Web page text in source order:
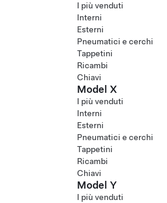
I più venduti
Interni
Esterni
Pneumatici e cerchi
Tappetini
Ricambi
Chiavi
Model X
I più venduti
Interni
Esterni
Pneumatici e cerchi
Tappetini
Ricambi
Chiavi
Model Y
I più venduti